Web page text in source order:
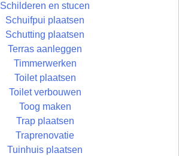
Schilderen en stucen
Schuifpui plaatsen
Schutting plaatsen
Terras aanleggen
Timmerwerken
Toilet plaatsen
Toilet verbouwen
Toog maken
Trap plaatsen
Traprenovatie
Tuinhuis plaatsen